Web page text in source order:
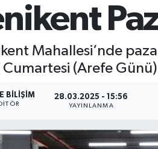
Mahallesi’nde
(Arefe
BILIŞIM 28.03.2025 - 15:56
YAYINLANMA
Durumu ve Fikstür